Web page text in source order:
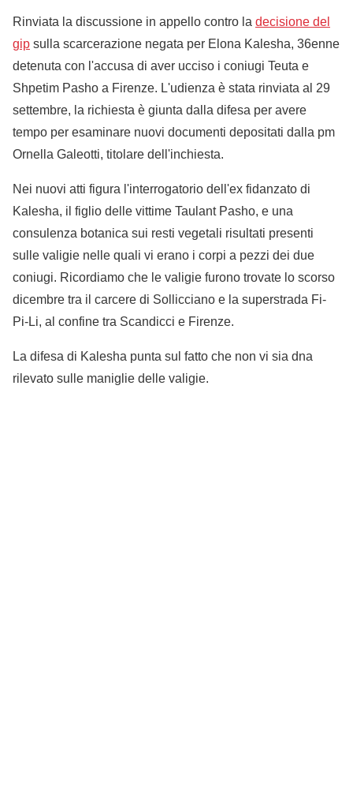
Rinviata la discussione in appello contro la decisione del
gip sulla scarcerazione negata per Elona Kalesha, 36enne
detenuta con l'accusa di aver ucciso i coniugi Teuta e
Shpetim Pasho a Firenze. L'udienza è stata rinviata al 29
settembre, la richiesta è giunta dalla difesa per avere
tempo per esaminare nuovi documenti depositati dalla pm
Ornella Galeotti, titolare dell'inchiesta.
Nei nuovi atti figura l'interrogatorio dell'ex fidanzato di
Kalesha, il figlio delle vittime Taulant Pasho, e una
consulenza botanica sui resti vegetali risultati presenti
sulle valigie nelle quali vi erano i corpi a pezzi dei due
coniugi. Ricordiamo che le valigie furono trovate lo scorso
dicembre tra il carcere di Sollicciano e la superstrada Fi-
Pi-Li, al confine tra Scandicci e Firenze.
La difesa di Kalesha punta sul fatto che non vi sia dna
rilevato sulle maniglie delle valigie.